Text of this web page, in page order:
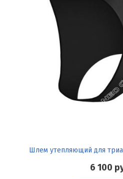
Шлем утепляющий для
6 100